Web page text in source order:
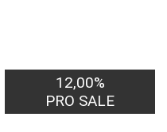
12,00%
PRO SALE